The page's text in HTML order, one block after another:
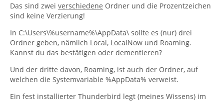
Das sind zwei verschiedene Ordner und die Prozentzeichen
sind keine Verzierung!
In C:\Users\%username%\AppData\ sollte es (nur) drei
Ordner geben, nämlich Local, LocalNow und Roaming.
Kannst du das bestätigen oder dementieren?
Und der dritte davon, Roaming, ist auch der Ordner, auf
welchen die Systemvariable %AppData% verweist.
Ein fest installierter Thunderbird legt (meines Wissens) im